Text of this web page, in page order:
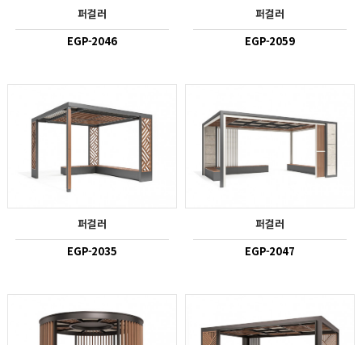
퍼걸러
EGP-2046
퍼걸러
EGP-2059
퍼걸러
EGP-2035
퍼걸러
EGP-2047